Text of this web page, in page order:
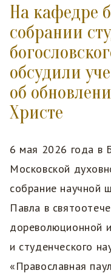
На кафедре
собрании
обсудили
об
Христе
6 мая 2026 года в
Московской
собрание научной
Павла в
дореволюционной
и студенческого
«Православная